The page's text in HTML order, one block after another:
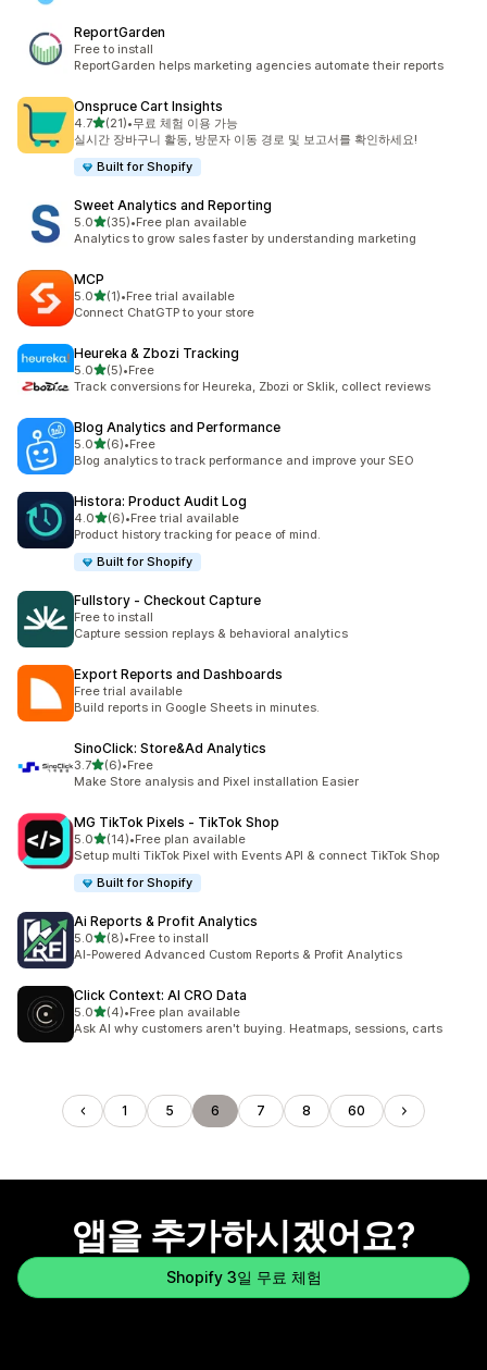
ReportGarden
Free to install
ReportGarden helps marketing agencies automate their reports
Onspruce Cart Insights
4.7별 5개 중
(21)
총 리뷰 21개
•무료 체험 이용 가능
실시간 장바구니 활동, 방문자 이동 경로 및 보고서를 확인하세요!
Built for Shopify
Sweet Analytics and Reporting
5.0별 5개 중
(35)
총 리뷰 35개
•Free plan available
Analytics to grow sales faster by understanding marketing
MCP
5.0별 5개 중
(1)
총 리뷰 1개
•Free trial available
Connect ChatGTP to your store
Heureka & Zbozi Tracking
5.0별 5개 중
(5)
총 리뷰 5개
•Free
Track conversions for Heureka, Zbozi or Sklik, collect reviews
Blog Analytics and Performance
5.0별 5개 중
(6)
총 리뷰 6개
•Free
Blog analytics to track performance and improve your SEO
Histora: Product Audit Log
4.0별 5개 중
(6)
총 리뷰 6개
•Free trial available
Product history tracking for peace of mind.
Built for Shopify
Fullstory ‑ Checkout Capture
Free to install
Capture session replays & behavioral analytics
Export Reports and Dashboards
Free trial available
Build reports in Google Sheets in minutes.
SinoClick: Store&Ad Analytics
3.7별 5개 중
(6)
총 리뷰 6개
•Free
Make Store analysis and Pixel installation Easier
MG TikTok Pixels ‑ TikTok Shop
5.0별 5개 중
(14)
총 리뷰 14개
•Free plan available
Setup multi TikTok Pixel with Events API & connect TikTok Shop
Built for Shopify
Ai Reports & Profit Analytics
5.0별 5개 중
(8)
총 리뷰 8개
•Free to install
AI-Powered Advanced Custom Reports & Profit Analytics
Click Context: AI CRO Data
5.0별 5개 중
(4)
총 리뷰 4개
•Free plan available
Ask AI why customers aren't buying. Heatmaps, sessions, carts
1 5 6 7 8 60
앱을 추가하시겠어요?
Shopify 3일 무료 체험